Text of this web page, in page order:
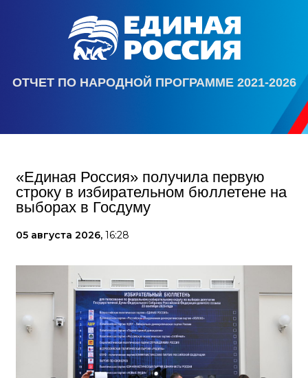
ОТЧЕТ ПО НАРОДНОЙ ПРОГРАММЕ 2021-2026
«Единая Россия» получила первую
строку в избирательном бюллетене на
выборах в Госдуму
05 августа 2026, 16:28